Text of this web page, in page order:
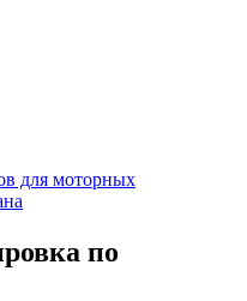
для моторных
по